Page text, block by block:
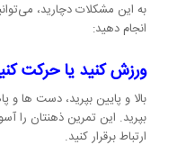
به این مشکلات دچارید،
انجام دهید:
ورزش کنید یا حرکت
بالا و پایین بپرید، دست ها و
بپرید. این تمرین ذهنتان را
ارتباط برقرار کنید.